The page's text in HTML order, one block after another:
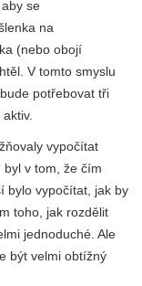
se
na
(nebo obojí
V tomto smyslu
potřebovat tři
vypočítat
v tom, že čím
bylo vypočítat, jak by
toho, jak rozdělit
jednoduché. Ale
být velmi obtížný